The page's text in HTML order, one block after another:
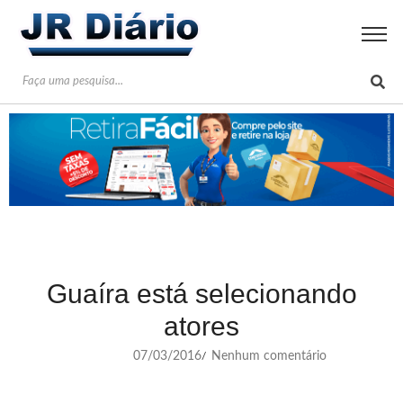
Guaíra está selecionando
atores
07/03/2016/ Nenhum comentário